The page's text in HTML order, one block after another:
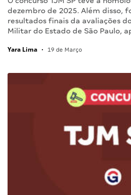
dezembro de 2025. Além disso,
resultados finais da avaliações
Militar do Estado de São Paulo,
Yara Lima • 19 de Março